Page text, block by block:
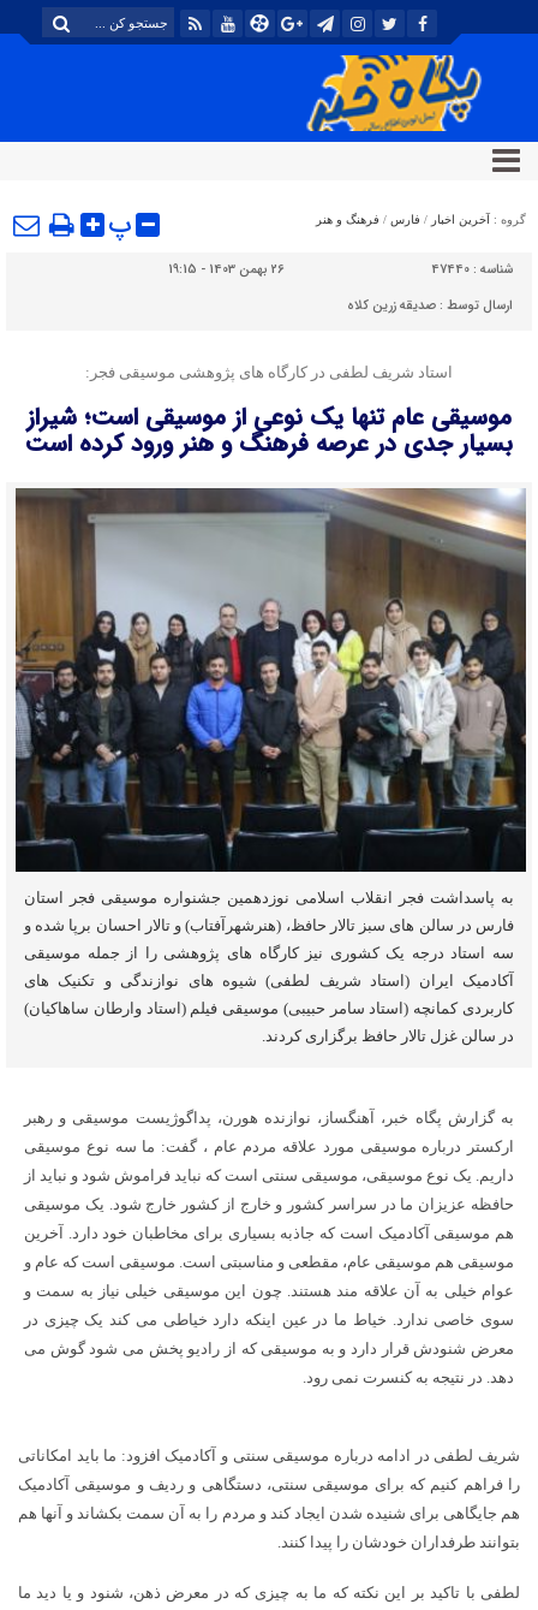
گروه : آخرین اخبار / فارس / فرهنگ و هنر پ
شناسه : 47440
26 بهمن 1403 - 19:15
ارسال توسط : صدیقه زرین کلاه
استاد شریف لطفی در کارگاه های پژوهشی موسیقی فجر:
موسیقی عام تنها یک نوعی از موسیقی است؛ شیراز
بسیار جدی در عرصه فرهنگ و هنر ورود کرده است
به پاسداشت فجر انقلاب اسلامی نوزدهمین جشنواره موسیقی فجر استان
فارس در سالن های سبز تالار حافظ، (هنرشهرآفتاب) و تالار احسان برپا شده و
سه استاد درجه یک کشوری نیز کارگاه های پژوهشی را از جمله موسیقی
آکادمیک ایران (استاد شریف لطفی) شیوه های نوازندگی و تکنیک های
کاربردی کمانچه (استاد سامر حبیبی) موسیقی فیلم (استاد وارطان ساهاکیان)
در سالن غزل تالار حافظ برگزاری کردند.
به گزارش پگاه خبر، آهنگساز، نوازنده هورن، پداگوژیست موسیقی و رهبر
ارکستر درباره موسیقی مورد علاقه مردم عام ، گفت: ما سه نوع موسیقی
داریم. یک نوع موسیقی، موسیقی سنتی است که نباید فراموش شود و نباید از
حافظه عزیزان ما در سراسر کشور و خارج از کشور خارج شود. یک موسیقی
هم موسیقی آکادمیک است که جاذبه بسیاری برای مخاطبان خود دارد. آخرین
موسیقی هم موسیقی عام، مقطعی و مناسبتی است. موسیقی است که عام و
عوام خیلی به آن علاقه مند هستند. چون این موسیقی خیلی نیاز به سمت و
سوی خاصی ندارد. خیاط ما در عین اینکه دارد خیاطی می کند یک چیزی در
معرض شنودش قرار دارد و به موسیقی که از رادیو پخش می شود گوش می
دهد. در نتیجه به کنسرت نمی رود.
شریف لطفی در ادامه درباره موسیقی سنتی و آکادمیک افزود: ما باید امکاناتی
را فراهم کنیم که برای موسیقی سنتی، دستگاهی و ردیف و موسیقی آکادمیک
هم جایگاهی برای شنیده شدن ایجاد کند و مردم را به آن سمت بکشاند و آنها هم
بتوانند طرفداران خودشان را پیدا کنند.
لطفی با تاکید بر این نکته که ما به چیزی که در معرض ذهن، شنود و یا دید ما